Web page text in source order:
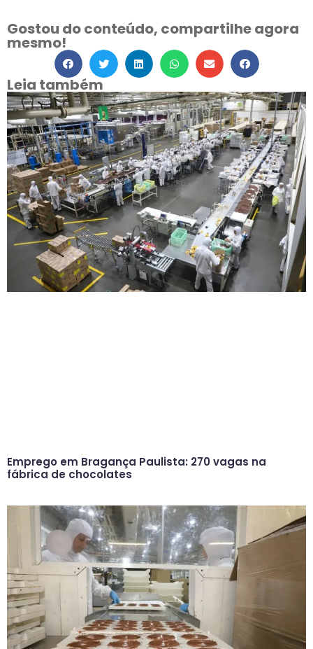
Gostou do conteúdo, compartilhe agora
mesmo!
Leia também
Emprego em Bragança Paulista: 270 vagas na
fábrica de chocolates